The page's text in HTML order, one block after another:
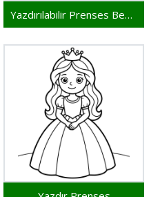
Yazdırılabilir Prenses Bedava